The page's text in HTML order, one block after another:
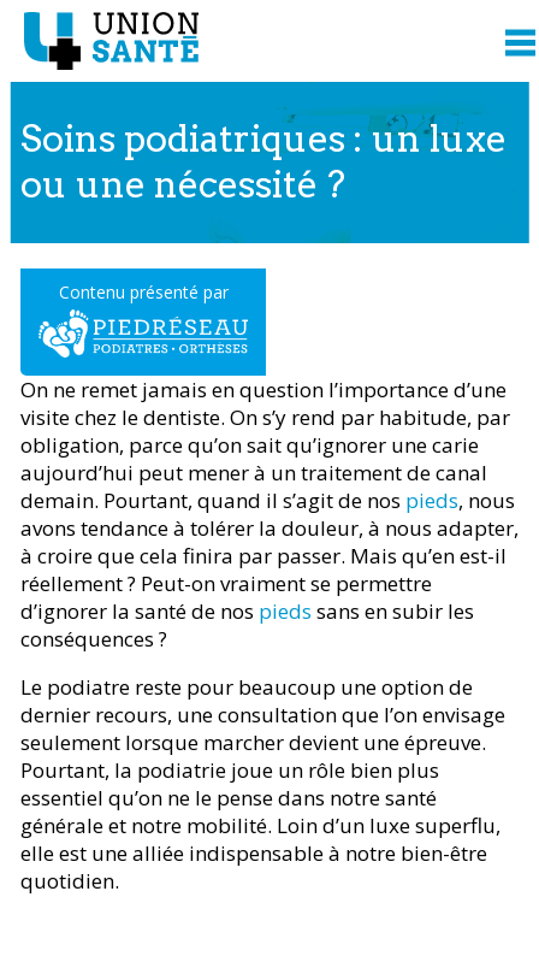
Soins podiatriques : un luxe
ou une nécessité ?
Contenu présenté par
On ne remet jamais en question l’importance d’une
visite chez le dentiste. On s’y rend par habitude, par
obligation, parce qu’on sait qu’ignorer une carie
aujourd’hui peut mener à un traitement de canal
demain. Pourtant, quand il s’agit de nos pieds, nous
avons tendance à tolérer la douleur, à nous adapter,
à croire que cela finira par passer. Mais qu’en est-il
réellement ? Peut-on vraiment se permettre
d’ignorer la santé de nos pieds sans en subir les
conséquences ?
Le podiatre reste pour beaucoup une option de
dernier recours, une consultation que l’on envisage
seulement lorsque marcher devient une épreuve.
Pourtant, la podiatrie joue un rôle bien plus
essentiel qu’on ne le pense dans notre santé
générale et notre mobilité. Loin d’un luxe superflu,
elle est une alliée indispensable à notre bien-être
quotidien.